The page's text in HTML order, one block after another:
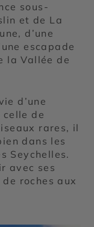
sous-
et de La
d’une
escapade
la Vallée de
d’une
de
rares, il
dans les
Seychelles.
avec ses
roches aux